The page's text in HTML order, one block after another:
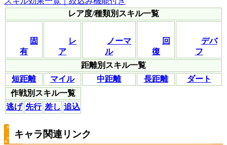
レア度/種類別スキル一覧
固
有
レ
ア
ノーマ
ル
回
復
デバ
フ
距離別スキル一覧
短距離
マイル 中距離 長距離
ダート
作戦別スキル一覧
逃げ 先行 差し 追込
キャラ関連リンク